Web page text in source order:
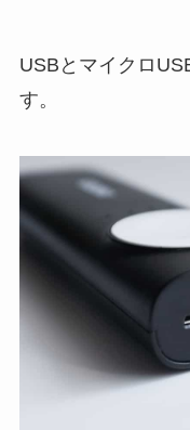
USBとマイクロ
す。